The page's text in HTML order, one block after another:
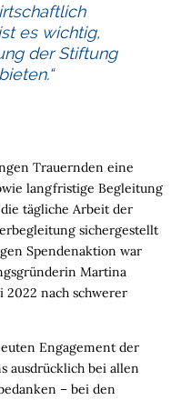
Trauernden eine
langfristige Begleitung
tägliche Arbeit der
sichergestellt
Spendenaktion war
Martina
2022 nach schwerer
Engagement der
ausdrücklich bei allen
– bei den
es wichtig,
der Stiftung